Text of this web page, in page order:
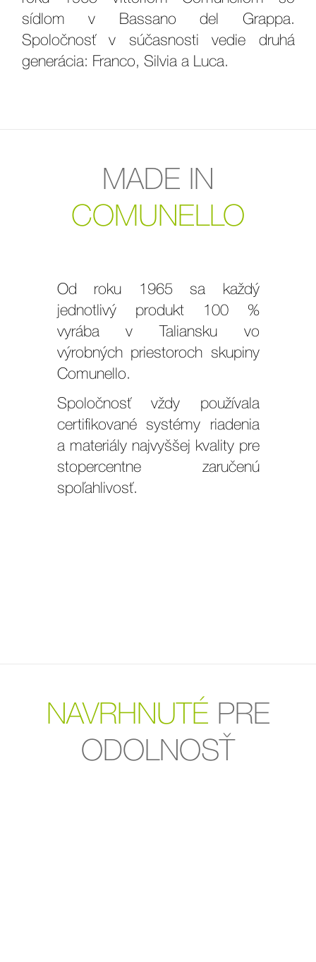
sídlom v Bassano del Grappa.
Spoločnosť v súčasnosti vedie druhá
generácia: Franco, Silvia a Luca.
MADE IN
COMUNELLO
Od roku 1965 sa každý
jednotlivý produkt 100 %
vyrába v Taliansku vo
výrobných priestoroch skupiny
Comunello.
Spoločnosť vždy používala
certifikované systémy riadenia
a materiály najvyššej kvality pre
stopercentne zaručenú
spoľahlivosť.
NAVRHNUTÉ PRE
ODOLNOSŤ